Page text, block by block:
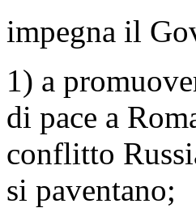
impegna il
1) a
di pace a
conflitto
si paventano;